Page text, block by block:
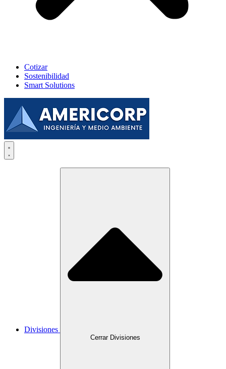
Cotizar
Sostenibilidad
Smart Solutions
Divisiones
Cerrar Divisiones